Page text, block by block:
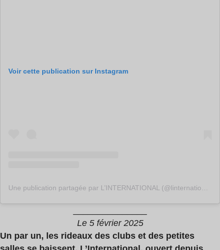
Voir cette publication sur Instagram
Le 5 février 2025
Un par un, les rideaux des clubs et des petites